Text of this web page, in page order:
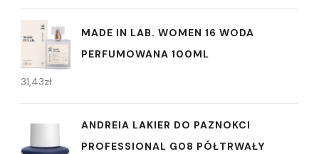
MADE IN LAB. WOMEN 16 WODA
PERFUMOWANA 100ML
31,43zł
ANDREIA LAKIER DO PAZNOKCI
PROFESSIONAL G08 PÓŁTRWAŁY